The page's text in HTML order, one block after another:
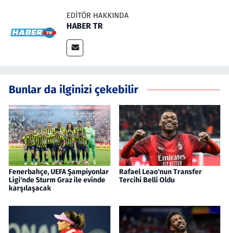
EDITÖR HAKKINDA
HABER TR
Bunlar da ilginizi çekebilir
Fenerbahçe, UEFA Şampiyonlar
Ligi'nde Sturm Graz ile evinde
karşılaşacak
Rafael Leao'nun Transfer
Tercihi Belli Oldu